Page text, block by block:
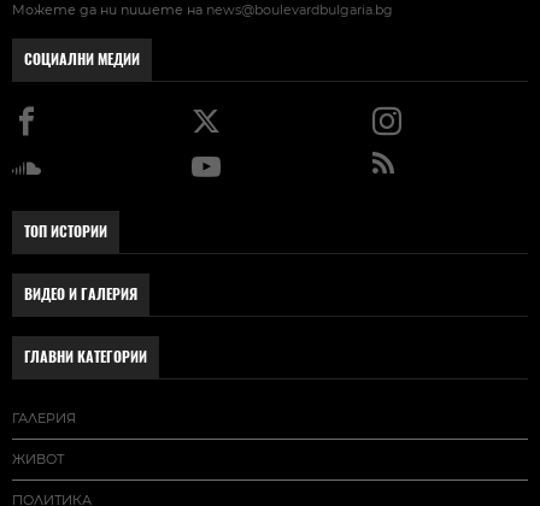
Можете да ни пишете на news@boulevardbulgaria.bg
СОЦИАЛНИ МЕДИИ
ТОП ИСТОРИИ
ВИДЕО И ГАЛЕРИЯ
ГЛАВНИ КАТЕГОРИИ
ГАЛЕРИЯ
ЖИВОТ
ПОЛИТИКА